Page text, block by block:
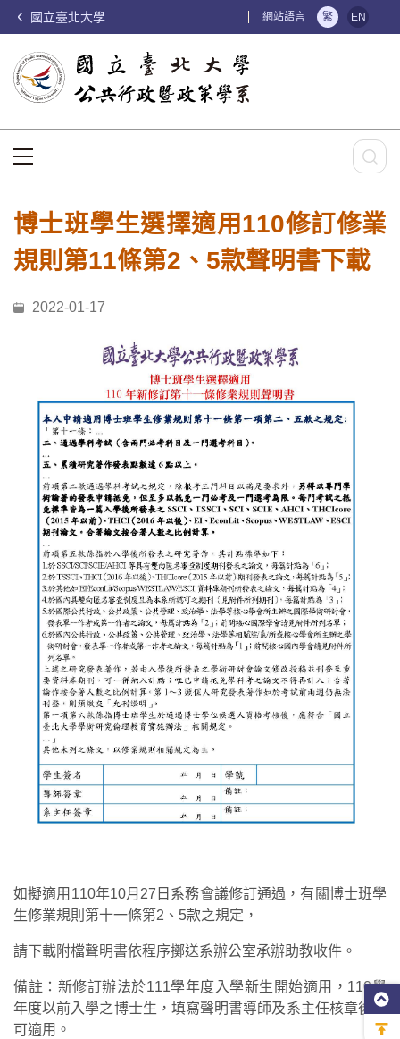
國立臺北大學 網站語言 繁 EN
博士班學生選擇適用110修訂修業
規則第11條第2、5款聲明書下載
2022-01-17
如擬適用110年10月27日系務會議修訂通過，有關博士班學
生修業規則第十一條第2、5款之規定，
請下載附檔聲明書依程序擲送系辦公室承辦助教收件。
備註：新修訂辦法於111學年度入學新生開始適用，110學
年度以前入學之博士生，填寫聲明書導師及系主任核章後亦
可適用。